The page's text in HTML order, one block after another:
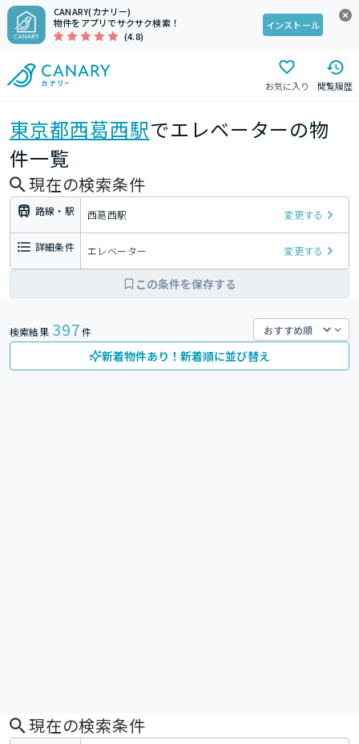
CANARY(カナリー)
物件をアプリでサクサク検索！
(4.8)
インストール
お気に入り 閲覧履歴
東京都西葛西駅でエレベーターの物
件一覧
現在の検索条件
路線・駅 西葛西駅 変更する
詳細条件 エレベーター 変更する
この条件を保存する
検索結果 397件
新着物件あり！新着順に並び替え
現在の検索条件